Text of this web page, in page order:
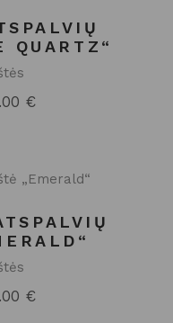
QUARTZ“
€
€